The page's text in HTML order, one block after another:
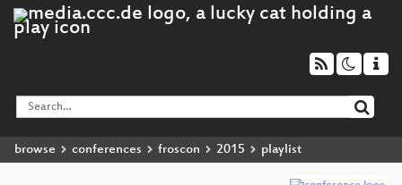
browse conferences froscon 2015 playlist